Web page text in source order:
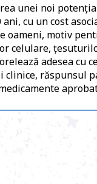
unei noi
ani, cu un cost
oameni, motiv
celulare,
adesea cu
răspunsul